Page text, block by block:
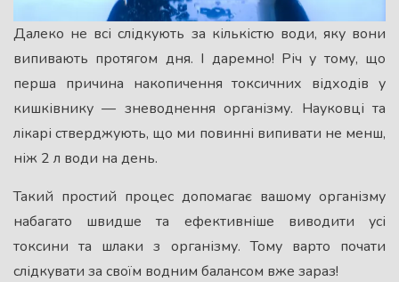
Далеко не всі слідкують за кількістю води, яку вони
випивають протягом дня. І даремно! Річ у тому, що
перша причина накопичення токсичних відходів у
кишківнику — зневоднення організму. Науковці та
лікарі стверджують, що ми повинні випивати не менш,
ніж 2 л води на день.
Такий простий процес допомагає вашому організму
набагато швидше та ефективніше виводити усі
токсини та шлаки з організму. Тому варто почати
слідкувати за своїм водним балансом вже зараз!